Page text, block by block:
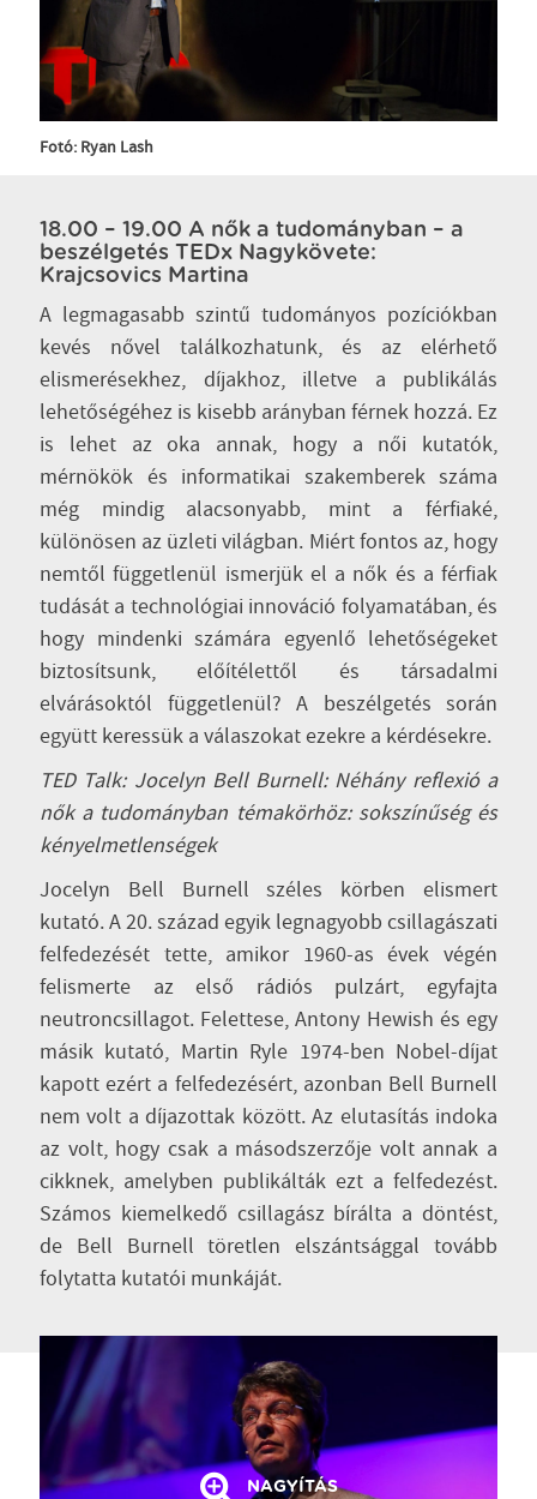
Fotó: Ryan Lash
18.00 – 19.00 A nők a tudományban – a
beszélgetés TEDx Nagykövete:
Krajcsovics Martina
A legmagasabb szintű tudományos pozíciókban
kevés nővel találkozhatunk, és az elérhető
elismerésekhez, díjakhoz, illetve a publikálás
lehetőségéhez is kisebb arányban férnek hozzá. Ez
is lehet az oka annak, hogy a női kutatók,
mérnökök és informatikai szakemberek száma
még mindig alacsonyabb, mint a férfiaké,
különösen az üzleti világban. Miért fontos az, hogy
nemtől függetlenül ismerjük el a nők és a férfiak
tudását a technológiai innováció folyamatában, és
hogy mindenki számára egyenlő lehetőségeket
biztosítsunk, előítélettől és társadalmi
elvárásoktól függetlenül? A beszélgetés során
együtt keressük a válaszokat ezekre a kérdésekre.
TED Talk: Jocelyn Bell Burnell: Néhány reflexió a
nők a tudományban témakörhöz: sokszínűség és
kényelmetlenségek
Jocelyn Bell Burnell széles körben elismert
kutató. A 20. század egyik legnagyobb csillagászati
felfedezését tette, amikor 1960-as évek végén
felismerte az első rádiós pulzárt, egyfajta
neutroncsillagot. Felettese, Antony Hewish és egy
másik kutató, Martin Ryle 1974-ben Nobel-díjat
kapott ezért a felfedezésért, azonban Bell Burnell
nem volt a díjazottak között. Az elutasítás indoka
az volt, hogy csak a másodszerzője volt annak a
cikknek, amelyben publikálták ezt a felfedezést.
Számos kiemelkedő csillagász bírálta a döntést,
de Bell Burnell töretlen elszántsággal tovább
folytatta kutatói munkáját.
NAGYÍTÁS